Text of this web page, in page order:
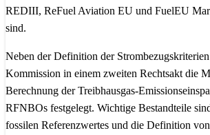
REDIII, ReFuel Aviation EU und FuelEU
sind.
Neben der Definition der
Kommission in einem zweiten Rechtsakt die
Berechnung der Treibhausgas-
RFNBOs festgelegt. Wichtige Bestandteile
fossilen Referenzwertes und die Definition